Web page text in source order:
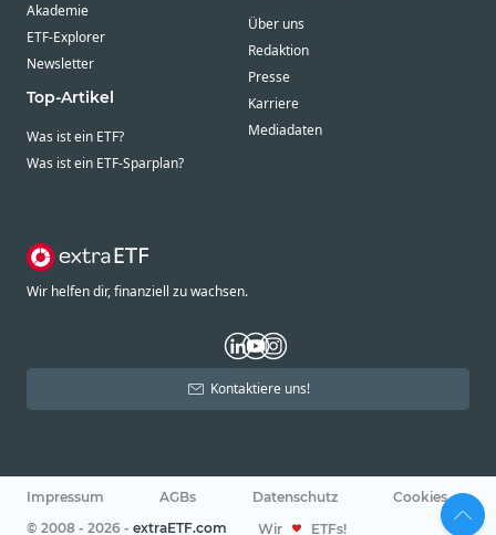
Akademie
ETF-Explorer
Newsletter
Top-Artikel
Was ist ein ETF?
Was ist ein ETF-Sparplan?
Über uns
Redaktion
Presse
Karriere
Mediadaten
Wir helfen dir, finanziell zu wachsen.
Kontaktiere uns!
Impressum AGBs Datenschutz
Cookies
© 2008 - 2026 - extraETF.com Wir ETFs!